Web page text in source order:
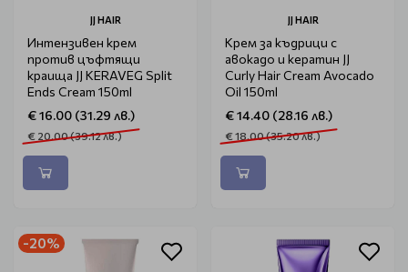
JJ HAIR
Интензивен крем
против цъфтящи
краища JJ KERAVEG Split
Ends Cream 150ml
€ 16.00 (31.29 лв.)
€ 20.00 (39.12 лв.)
JJ HAIR
Крем за къдрици с
авокадо и кератин JJ
Curly Hair Cream Avocado
Oil 150ml
€ 14.40 (28.16 лв.)
€ 18.00 (35.20 лв.)
-20%